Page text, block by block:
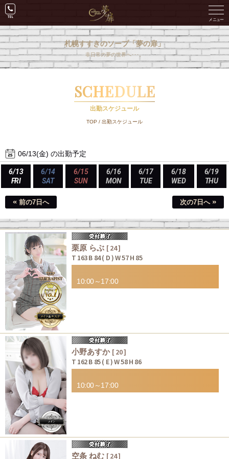
札幌すすきのソープ「夢の扉」
非日常の夢の世界へ･･･。
SCHEDULE
出勤スケジュール
TOP / 出勤スケジュール
06/13(金) の出勤予定
6/13
FRI
6/14
SAT
6/15
SUN
6/16
MON
6/17
TUE
6/18
WED
6/19
THU
« 前の7日へ 次の7日へ »
栗原 らぶ [ 24 ]
T 163 B 84 ( D ) W 57 H 85
10:00～17:00
小野あすか [ 20 ]
T 162 B 85 ( E ) W 58 H 86
10:00～17:00
空条 ねむ [ 24 ]